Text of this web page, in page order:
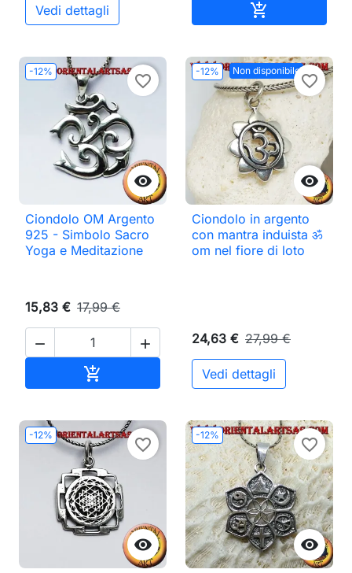
Vedi dettagli 
-12%

favorite_border
Ciondolo OM Argento
925 - Simbolo Sacro
Yoga e Meditazione
15,83 € 17,99 €
 
 Aggiungi al carrello
-12% Non disponibile

favorite_border
Ciondolo in argento
con mantra induista ॐ
om nel fiore di loto
24,63 € 27,99 €
Vedi dettagli
-12%

favorite_border
-12%

favorite_border